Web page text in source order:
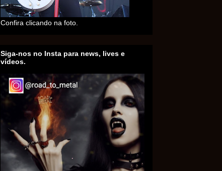
Confira clicando na foto.
Siga-nos no Insta para news, lives e
vídeos.